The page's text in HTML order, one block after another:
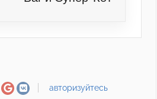
авторизуйтесь